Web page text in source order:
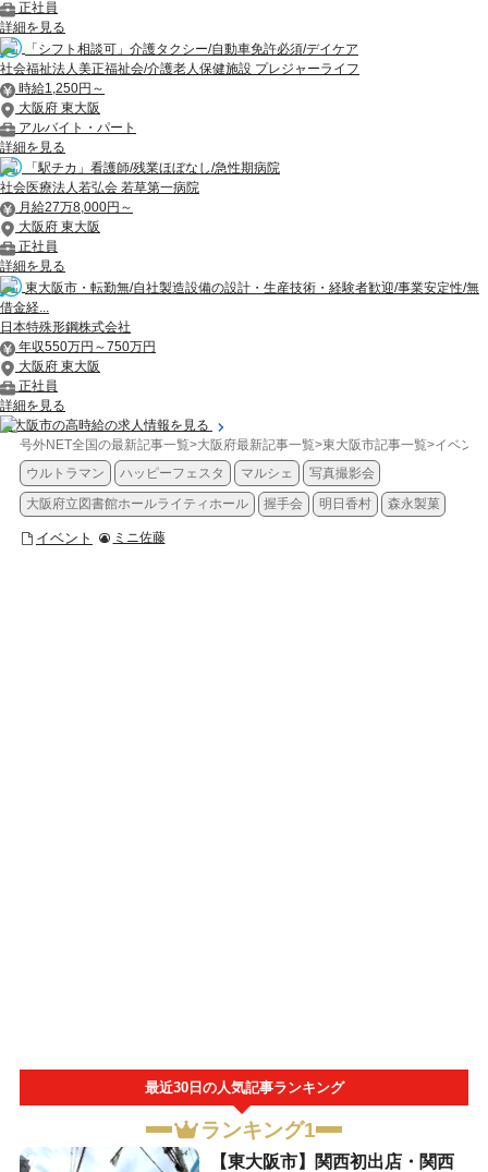
正社員
詳細を見る
「シフト相談可」介護タクシー/自動車免許必須/デイケア
社会福祉法人美正福祉会/介護老人保健施設 プレジャーライフ
時給1,250円～
大阪府 東大阪
アルバイト・パート
詳細を見る
「駅チカ」看護師/残業ほぼなし/急性期病院
社会医療法人若弘会 若草第一病院
月給27万8,000円～
大阪府 東大阪
正社員
詳細を見る
東大阪市・転勤無/自社製造設備の設計・生産技術・経験者歓迎/事業安定性/無
借金経...
日本特殊形鋼株式会社
年収550万円～750万円
大阪府 東大阪
正社員
詳細を見る
東大阪市の高時給の求人情報を見る
号外NET全国の最新記事一覧>大阪府最新記事一覧>東大阪市記事一覧>イベント
ウルトラマン
ハッピーフェスタ マルシェ 写真撮影会
大阪府立図書館ホールライティホール 握手会 明日香村 森永製菓
イベント ミニ佐藤
最近30日の人気記事ランキング
ランキング1
【東大阪市】関西初出店・関西